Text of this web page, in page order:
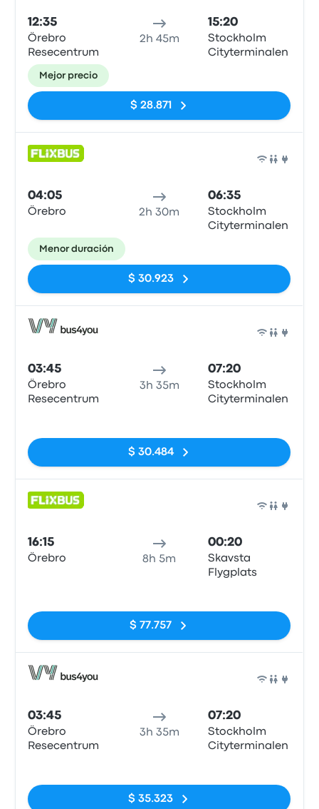
12:35
Örebro
Resecentrum
2h 45m
15:20
Stockholm
Cityterminalen
Mejor precio
$ 28.871
04:05
Örebro 2h 30m
06:35
Stockholm
Cityterminalen
Menor duración
$ 30.923
03:45
Örebro
Resecentrum
3h 35m
07:20
Stockholm
Cityterminalen
$ 30.484
16:15
Örebro 8h 5m
00:20
Skavsta
Flygplats
$ 77.757
03:45
Örebro
Resecentrum
3h 35m
07:20
Stockholm
Cityterminalen
$ 35.323